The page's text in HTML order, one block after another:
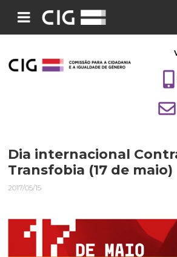
Dia internacional
Transfobia (17 de maio)
2017/05/15
Pesquisar